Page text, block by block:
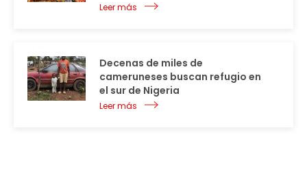
Leer más
Decenas de miles de
cameruneses buscan refugio en
el sur de Nigeria
Leer más